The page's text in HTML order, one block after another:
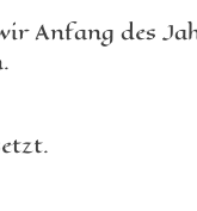
Anfang des